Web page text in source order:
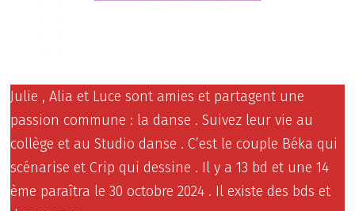
Julie , Alia et Luce sont amies et partagent une
passion commune : la danse . Suivez leur vie au
collège et au Studio danse . C’est le couple Béka qui
scénarise et Crip qui dessine . Il y a 13 bd et une 14
ème paraîtra le 30 octobre 2024 . Il existe des bds et